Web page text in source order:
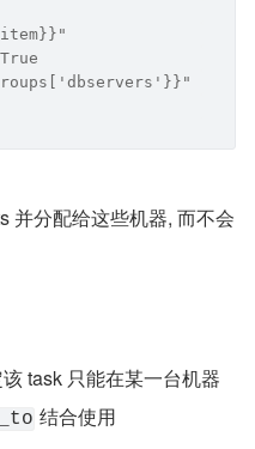
并分配给这些机器, 而不会
task 只能在某一台机器
结合使用